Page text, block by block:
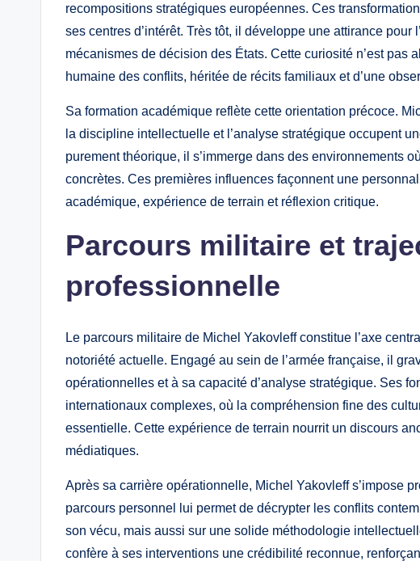
recompositions stratégiques européennes. Ces
ses centres d’intérêt. Très tôt, il développe une attirance
mécanismes de décision des États. Cette curiosité n’est pas
humaine des conflits, héritée de récits familiaux et d’une
Sa formation académique reflète cette orientation précoce.
la discipline intellectuelle et l’analyse stratégique occupent
purement théorique, il s’immerge dans des environnements
concrètes. Ces premières influences façonnent une
académique, expérience de terrain et réflexion critique.
Parcours militaire et
professionnelle
Le parcours militaire de Michel Yakovleff constitue l’axe
notoriété actuelle. Engagé au sein de l’armée française, il
opérationnelles et à sa capacité d’analyse stratégique. Ses
internationaux complexes, où la compréhension fine des
essentielle. Cette expérience de terrain nourrit un discours
médiatiques.
Après sa carrière opérationnelle, Michel Yakovleff s’impose
parcours personnel lui permet de décrypter les conflits
son vécu, mais aussi sur une solide méthodologie
confère à ses interventions une crédibilité reconnue,